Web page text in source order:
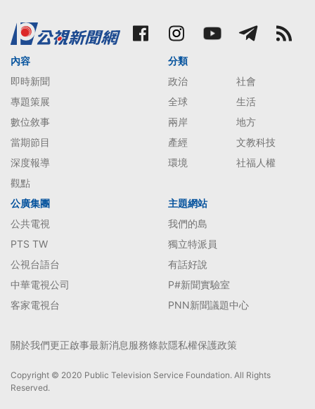
內容
即時新聞
專題策展
數位敘事
當期節目
深度報導
觀點
分類
政治
社會
全球
生活
兩岸
地方
產經
文教科技
環境
社福人權
公廣集團
公共電視
PTS TW
公視台語台
中華電視公司
客家電視台
主題網站
我們的島
獨立特派員
有話好說
P#新聞實驗室
PNN新聞議題中心
關於我們更正啟事最新消息服務條款隱私權保護政策
Copyright © 2020 Public Television Service Foundation. All Rights
Reserved.